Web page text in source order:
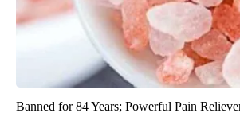
Banned for 84 Years; Powerful Pain